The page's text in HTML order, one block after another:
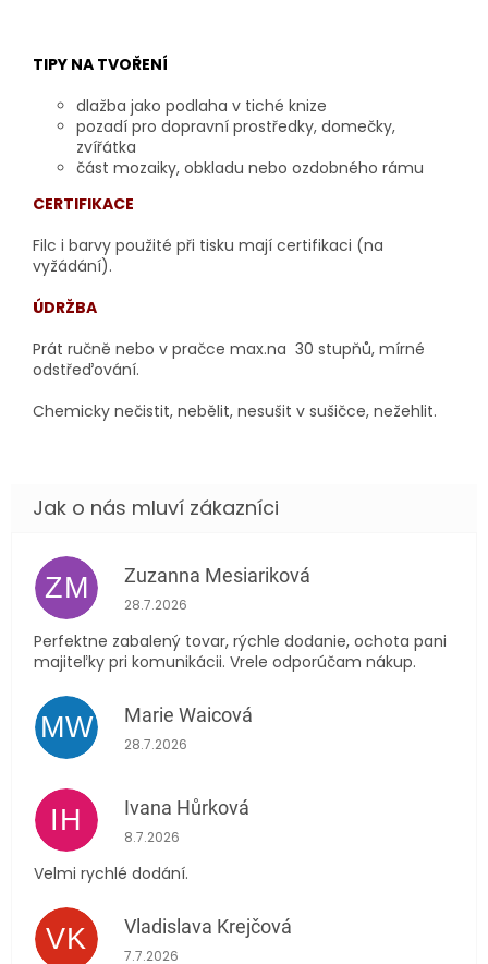
TIPY NA TVOŘENÍ
dlažba jako podlaha v tiché knize
pozadí pro dopravní prostředky, domečky,
zvířátka
část mozaiky, obkladu nebo ozdobného rámu
CERTIFIKACE
Filc i barvy použité při tisku mají certifikaci (na
vyžádání).
ÚDRŽBA
Prát ručně nebo v pračce max.na 30 stupňů, mírné
odstřeďování.
Chemicky nečistit, nebělit, nesušit v sušičce, nežehlit.
ZM Zuzanna Mesiariková
Hodnocení obchodu je 5 z 5 hvězdiček.
28.7.2026
Perfektne zabalený tovar, rýchle dodanie, ochota pani
majiteľky pri komunikácii. Vrele odporúčam nákup.
MW Marie Waicová
Hodnocení obchodu je 5 z 5 hvězdiček.
28.7.2026
IH Ivana Hůrková
Hodnocení obchodu je 5 z 5 hvězdiček.
8.7.2026
Velmi rychlé dodání.
VK Vladislava Krejčová
Hodnocení obchodu je 5 z 5 hvězdiček.
7.7.2026